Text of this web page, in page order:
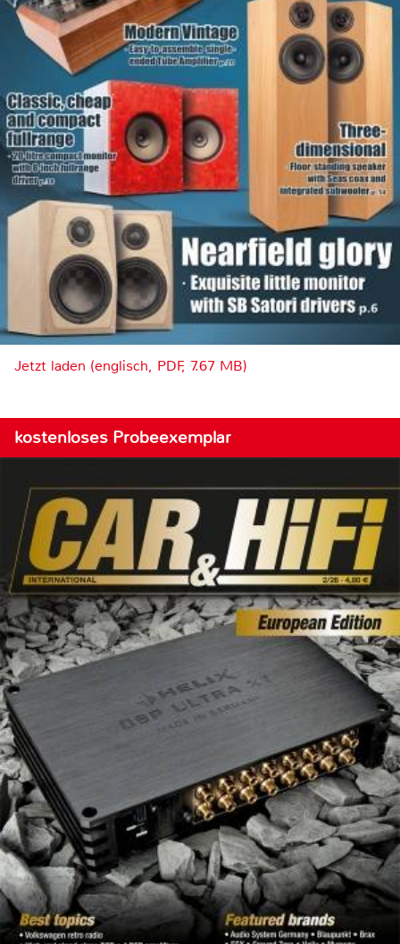
Jetzt laden (englisch, PDF, 7.67 MB)
kostenloses Probeexemplar